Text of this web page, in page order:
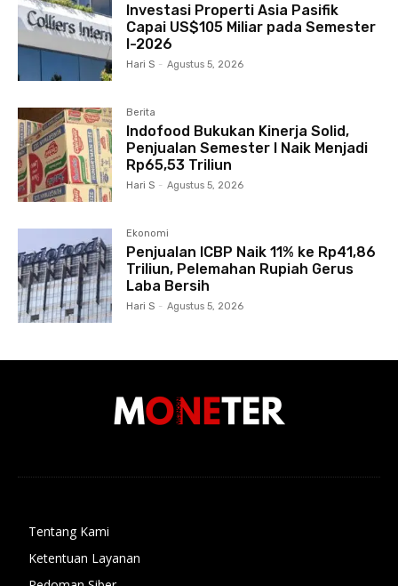
Investasi Properti Asia Pasifik
Capai US$105 Miliar pada Semester
I-2026
Hari S - Agustus 5, 2026
Berita
Indofood Bukukan Kinerja Solid,
Penjualan Semester I Naik Menjadi
Rp65,53 Triliun
Hari S - Agustus 5, 2026
Ekonomi
Penjualan ICBP Naik 11% ke Rp41,86
Triliun, Pelemahan Rupiah Gerus
Laba Bersih
Hari S - Agustus 5, 2026
Tentang Kami
Ketentuan Layanan